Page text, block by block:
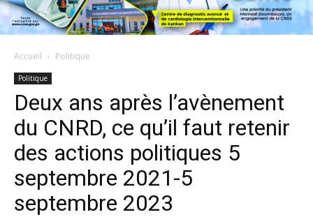
Accueil Politique
Politique
Deux ans après l’avènement
du CNRD, ce qu’il faut retenir
des actions politiques 5
septembre 2021-5
septembre 2023